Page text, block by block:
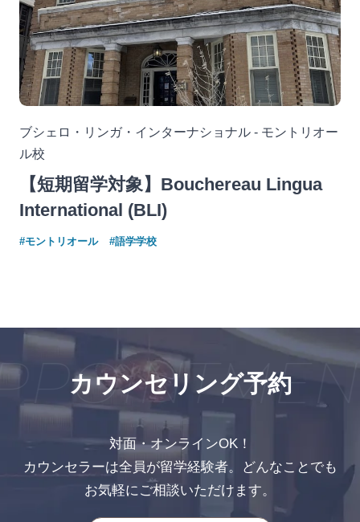
ブシェロ・リンガ・インターナショナル - モントリオー
ル校
【短期留学対象】Bouchereau Lingua
International (BLI)
#モントリオール #語学学校
カウンセリング予約
対面・オンラインOK！
カウンセラーは全員が留学経験者。どんなことでも
お気軽にご相談いただけます。